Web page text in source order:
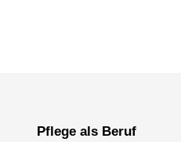
Pflege als Beruf